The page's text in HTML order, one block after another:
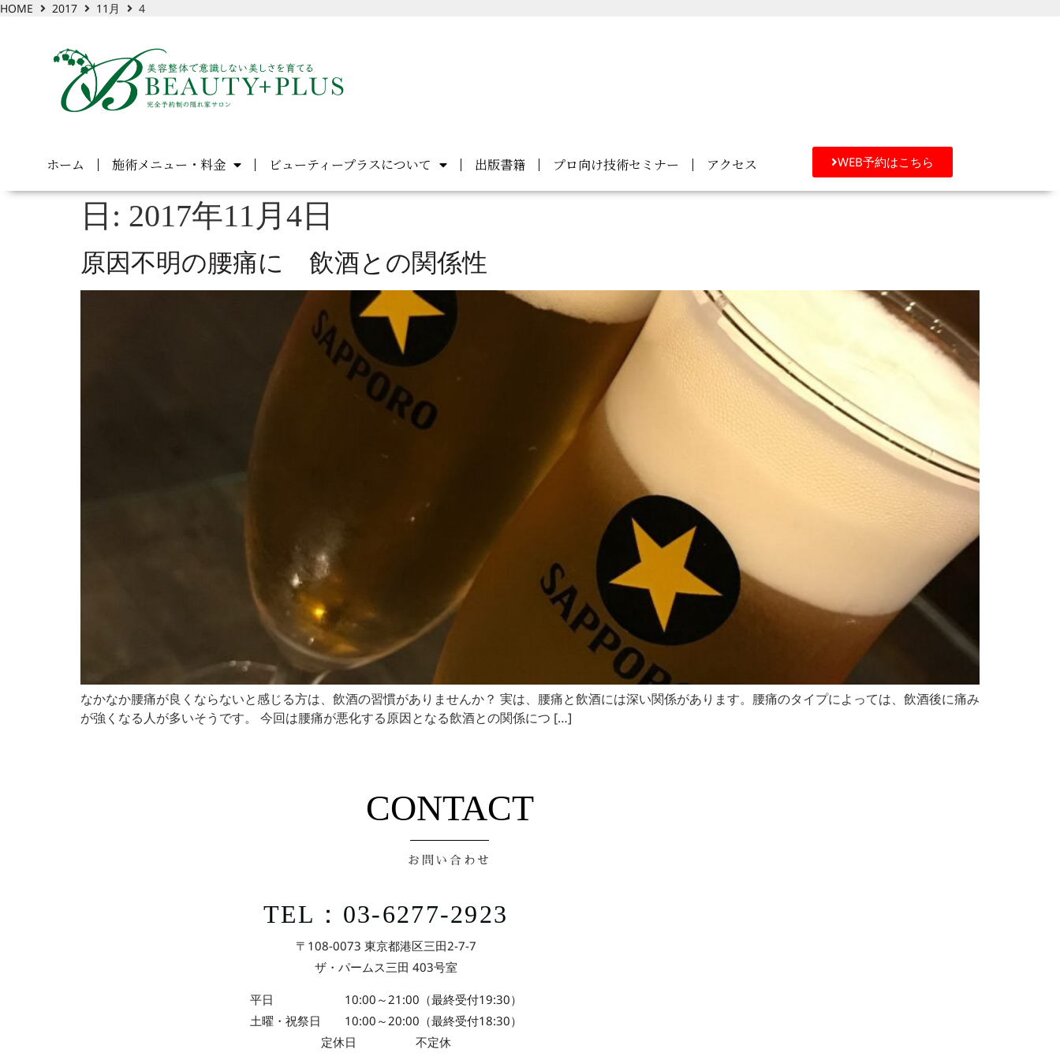
HOME 2017 11月 4
ホーム 施術メニュー・料金 ビューティープラスについて 出版書籍 プロ向け技術セミナー アクセス WEB予約はこちら
日: 2017年11月4日
原因不明の腰痛に 飲酒との関係性
なかなか腰痛が良くならないと感じる方は、飲酒の習慣がありませんか？ 実は、腰痛と飲酒には深い関係があります。腰痛のタイプによっては、飲酒後に痛み
が強くなる人が多いそうです。 今回は腰痛が悪化する原因となる飲酒との関係につ […]
CONTACT
お問い合わせ
TEL：03-6277-2923
〒108-0073 東京都港区三田2-7-7
ザ・パームス三田 403号室
平日 10:00～21:00（最終受付19:30）
土曜・祝祭日 10:00～20:00（最終受付18:30）
定休日 不定休